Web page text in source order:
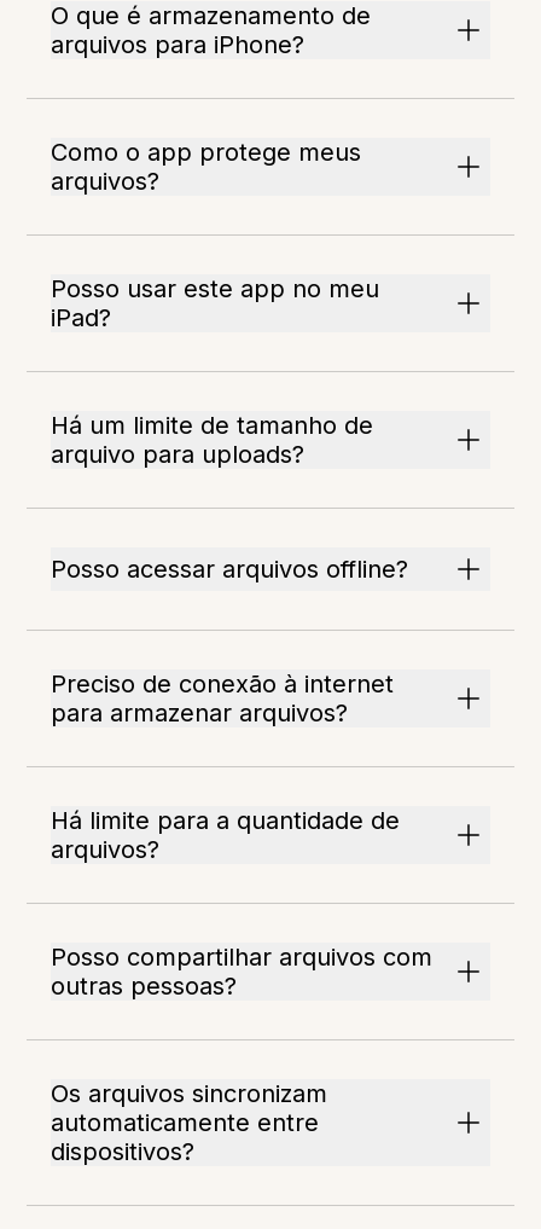
O que é armazenamento de
arquivos para iPhone?
Como o app protege meus
arquivos?
Posso usar este app no meu
iPad?
Há um limite de tamanho de
arquivo para uploads?
Posso acessar arquivos offline?
Preciso de conexão à internet
para armazenar arquivos?
Há limite para a quantidade de
arquivos?
Posso compartilhar arquivos com
outras pessoas?
Os arquivos sincronizam
automaticamente entre
dispositivos?